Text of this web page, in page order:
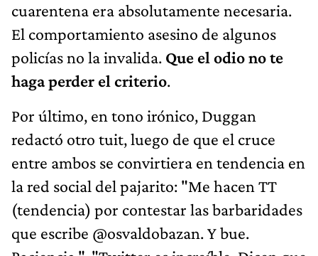
cuarentena era absolutamente necesaria.
El comportamiento asesino de algunos
policías no la invalida. Que el odio no te
haga perder el criterio.
Por último, en tono irónico, Duggan
redactó otro tuit, luego de que el cruce
entre ambos se convirtiera en tendencia en
la red social del pajarito: "Me hacen TT
(tendencia) por contestar las barbaridades
que escribe @osvaldobazan. Y bue.